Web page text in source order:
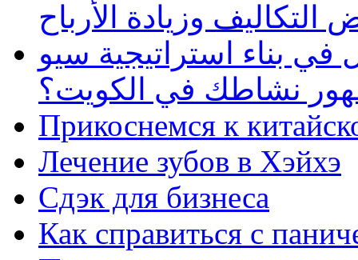
وزيادة الأرباح
بناء استراتيجية سيو
نشاطك في الكويت؟
Прикоснемся к
Лечение зубов в Хэйхэ
Сдэк для бизнеса
Как справиться с